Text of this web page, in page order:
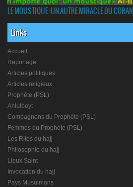
LE MOUSTIQUE :UN AUTRE MIRACLE DU CORAN
Links
Accueil
Reportage
Articles politiques
Articles religieux
Prophète (PSL)
Ahlulbeyt
Compagnons du Prophète (PSL)
Femmes du Prophète (PSL)
Les Rites du hajj
Philosophie du hajj
Lieux Saint
Invocation du hajj
Pays Musulmans